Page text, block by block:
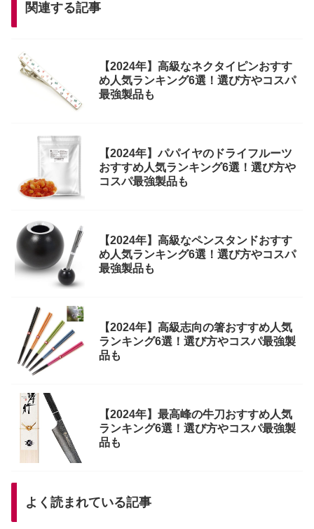
関連する記事
【2024年】高級なネクタイピンおすす
め人気ランキング6選！選び方やコスパ
最強製品も
【2024年】パパイヤのドライフルーツ
おすすめ人気ランキング6選！選び方や
コスパ最強製品も
【2024年】高級なペンスタンドおすす
め人気ランキング6選！選び方やコスパ
最強製品も
【2024年】高級志向の箸おすすめ人気
ランキング6選！選び方やコスパ最強製
品も
【2024年】最高峰の牛刀おすすめ人気
ランキング6選！選び方やコスパ最強製
品も
よく読まれている記事